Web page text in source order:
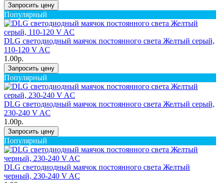
Запросить цену
Популярный
DLG светодиодный маячок постоянного света Желтый серый,
110-120 V AC
1.00р.
Запросить цену
Популярный
DLG светодиодный маячок постоянного света Желтый серый,
230-240 V AC
1.00р.
Запросить цену
Популярный
DLG светодиодный маячок постоянного света Желтый
черный, 230-240 V AC